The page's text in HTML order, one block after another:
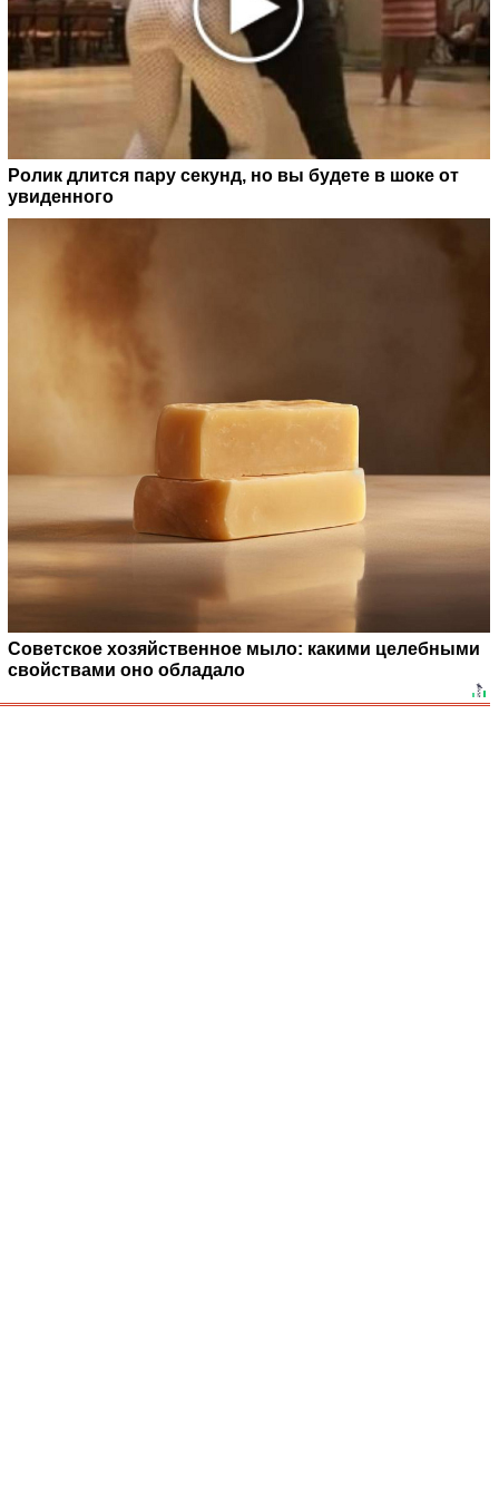
Ролик длится пару секунд, но вы будете в шоке от
увиденного
Советское хозяйственное мыло: какими целебными
свойствами оно обладало